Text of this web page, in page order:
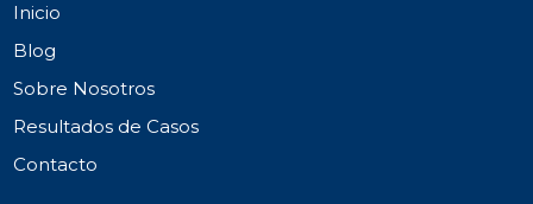
Inicio
Blog
Sobre Nosotros
Resultados de Casos
Contacto